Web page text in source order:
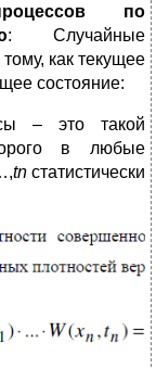
по
: Случайные
как текущее
состояние:
– это такой
в любые
tn статистически